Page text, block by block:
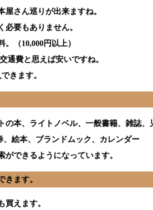
屋さん巡りが出来ますね。
必要もありません。
（10,000円以上）
通費と思えば安いですね。
きます。
の本、ライトノベル、一般書籍、雑誌、
絵本、ブランドムック、カレンダー
ができるようになっています。
きます。
買えます。